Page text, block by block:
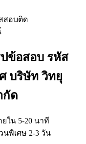
สอบติด
ข้อสอบ รหัส
บริษัท วิทยุ
กัด
ยใน 5-20 นาที
นพิเศษ 2-3 วัน